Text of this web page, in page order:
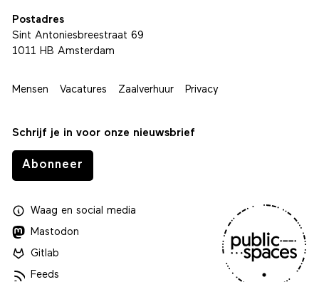
Postadres
Sint Antoniesbreestraat 69
1011 HB Amsterdam
Mensen Vacatures Zaalverhuur Privacy
Schrijf je in voor onze nieuwsbrief
Abonneer
Waagen social media
Mastodon
Gitlab
Feeds